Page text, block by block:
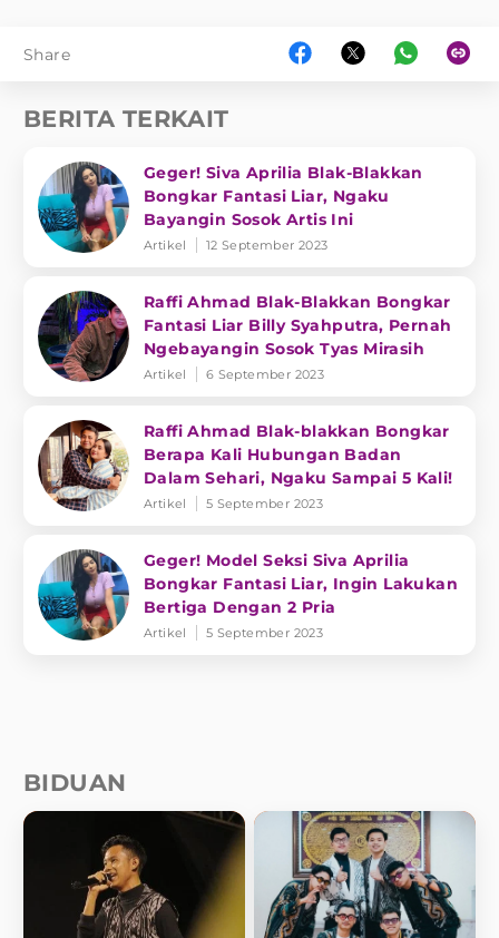
Share
BERITA TERKAIT
Geger! Siva Aprilia Blak-Blakkan
Bongkar Fantasi Liar, Ngaku
Bayangin Sosok Artis Ini
Artikel 12 September 2023
Raffi Ahmad Blak-Blakkan Bongkar
Fantasi Liar Billy Syahputra, Pernah
Ngebayangin Sosok Tyas Mirasih
Artikel 6 September 2023
Raffi Ahmad Blak-blakkan Bongkar
Berapa Kali Hubungan Badan
Dalam Sehari, Ngaku Sampai 5 Kali!
Artikel 5 September 2023
Geger! Model Seksi Siva Aprilia
Bongkar Fantasi Liar, Ingin Lakukan
Bertiga Dengan 2 Pria
Artikel 5 September 2023
BIDUAN